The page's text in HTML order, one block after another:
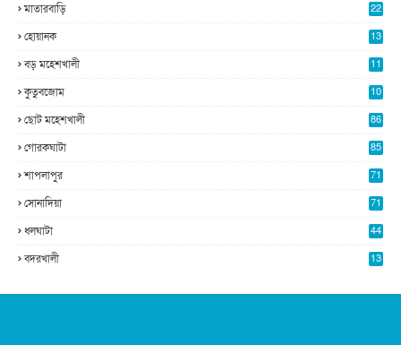
মাতারবাড়ি
22
হোয়ানক
13
বড় মহেশখালী
11
কুতুবজোম
10
ছোট মহেশখালী 86
গোরকঘাটা 85
শাপলাপুর 71
সোনাদিয়া 71
ধলঘাটা 44
বদরখালী 13